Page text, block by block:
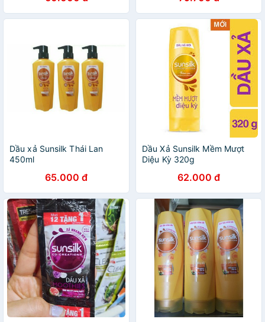
Dầu xả Sunsilk Thái Lan
450ml
65.000 đ
Dầu Xả Sunsilk Mềm Mượt
Diệu Kỳ 320g
62.000 đ